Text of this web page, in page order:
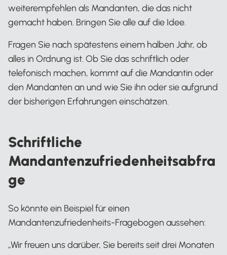
weiterempfehlen als Mandanten, die das nicht
gemacht haben. Bringen Sie alle auf die Idee.
Fragen Sie nach spätestens einem halben Jahr, ob
alles in Ordnung ist. Ob Sie das schriftlich oder
telefonisch machen, kommt auf die Mandantin oder
den Mandanten an und wie Sie ihn oder sie aufgrund
der bisherigen Erfahrungen einschätzen.
Schriftliche
Mandantenzufriedenheitsabfra
ge
So könnte ein Beispiel für einen
Mandantenzufriedenheits-Fragebogen aussehen:
„Wir freuen uns darüber, Sie bereits seit drei Monaten